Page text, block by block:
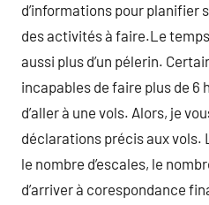
d’informations pour planifier
des activités à faire.Le
aussi plus d’un pélerin.
incapables de faire plus de 6
d’aller à une vols. Alors, je
déclarations précis aux vols.
le nombre d’escales, le
d’arriver à corespondance